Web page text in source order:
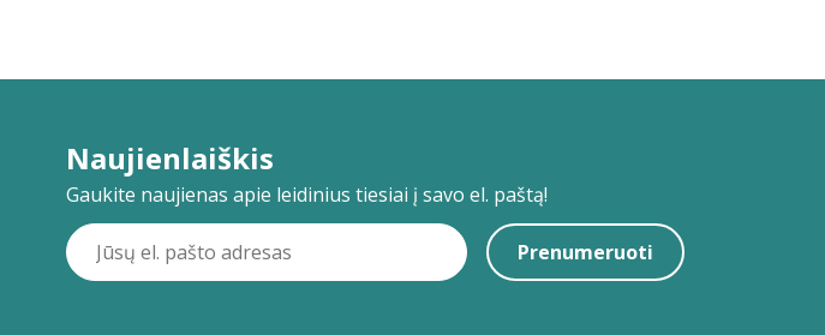
Naujienlaiškis
Gaukite naujienas apie leidinius tiesiai į savo el. paštą!
Prenumeruoti